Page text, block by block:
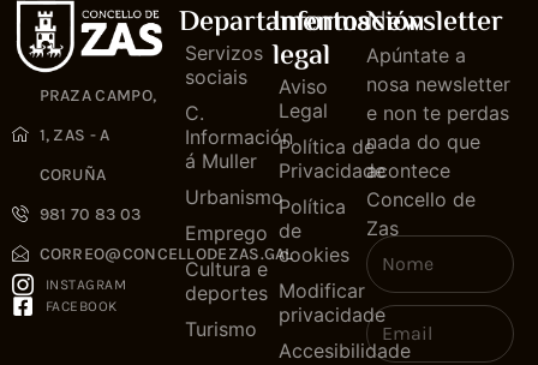
PRAZA CAMPO,
1, ZAS - A
CORUÑA
981 70 83 03
CORREO@CONCELLODEZAS.GAL
INSTAGRAM
FACEBOOK
Departamentos
Servizos
sociais
C.
Información
á Muller
Urbanismo
Emprego
Cultura e
deportes
Turismo
Información
legal
Aviso
Legal
Política de
Privacidade
Política
de
cookies
Modificar
privacidade
Accesibilidade
Newsletter
Apúntate a
nosa newsletter
e non te perdas
nada do que
acontece
Concello de
Zas